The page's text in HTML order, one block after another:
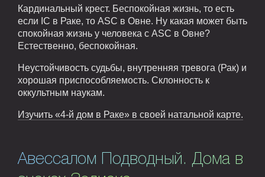
Кардинальный крест. Беспокойная жизнь, то есть
если IC в Раке, то ASC в Овне. Ну какая может быть
спокойная жизнь у человека с ASC в Овне?
Естественно, беспокойная.
Неустойчивость судьбы, внутренняя тревога (Рак) и
хорошая приспособляемость. Склонность к
оккультным наукам.
Изучить «4-й дом в Раке» в своей натальной карте.
Авессалом Подводный. Дома в